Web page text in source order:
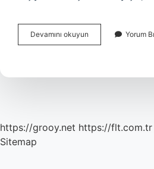
Devamını okuyun
Etmek
Yorum
https://grooy.net https://flt.com.tr
Sitemap